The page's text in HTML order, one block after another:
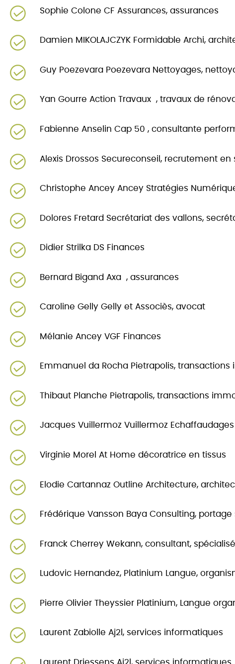
Sophie Colone CF Assurances, assurances
Damien MIKOLAJCZYK Formidable Archi,
Guy Poezevara Poezevara Nettoyages,
Yan Gourre Action Travaux , travaux de
Fabienne Anselin Cap 50 , consultante
Alexis Drossos Secureconseil, recrutement en
Christophe Ancey Ancey Stratégies
Dolores Fretard Secrétariat des vallons,
Didier Strilka DS Finances
Bernard Bigand Axa , assurances
Caroline Gelly Gelly et Associès, avocat
Mélanie Ancey VGF Finances
Emmanuel da Rocha Pietrapolis, transactions
Thibaut Planche Pietrapolis, transactions
Jacques Vuillermoz Vuillermoz Echaffaudages
Virginie Morel At Home décoratrice en tissus
Elodie Cartannaz Outline Architecture,
Frédérique Vansson Baya Consulting, portage
Franck Cherrey Wekann, consultant,
Ludovic Hernandez, Platinium Langue,
Pierre Olivier Theyssier Platinium, Langue
Laurent Zabiolle Aj2l, services informatiques
Laurent Driessens Aj2l, services informatiques